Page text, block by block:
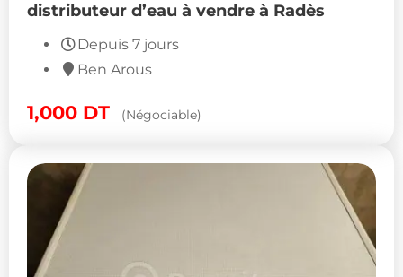
distributeur d’eau à vendre à Radès
Depuis 7 jours
Ben Arous
1,000 DT (Négociable)